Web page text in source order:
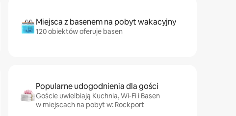
Miejsca z basenem na pobyt wakacyjny
120 obiektów oferuje basen
Popularne udogodnienia dla gości
Goście uwielbiają Kuchnia, Wi-Fi i Basen
w miejscach na pobyt w: Rockport